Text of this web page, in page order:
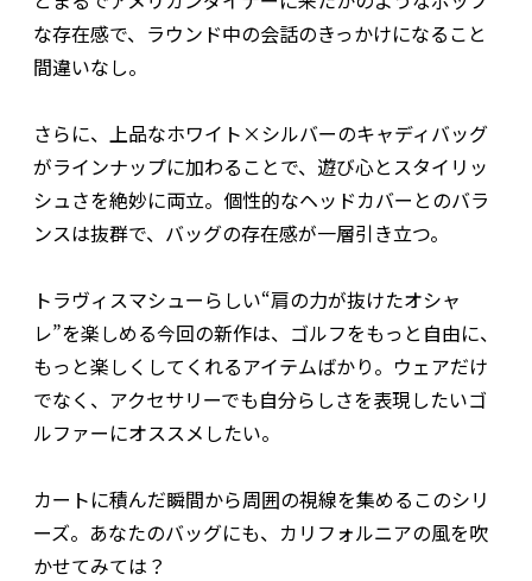
な存在感で、ラウンド中の会話のきっかけになること
間違いなし。
さらに、上品なホワイト×シルバーのキャディバッグ
がラインナップに加わることで、遊び心とスタイリッ
シュさを絶妙に両立。個性的なヘッドカバーとのバラ
ンスは抜群で、バッグの存在感が一層引き立つ。
トラヴィスマシューらしい“肩の力が抜けたオシャ
レ”を楽しめる今回の新作は、ゴルフをもっと自由に、
もっと楽しくしてくれるアイテムばかり。ウェアだけ
でなく、アクセサリーでも自分らしさを表現したいゴ
ルファーにオススメしたい。
カートに積んだ瞬間から周囲の視線を集めるこのシリ
ーズ。あなたのバッグにも、カリフォルニアの風を吹
かせてみては？